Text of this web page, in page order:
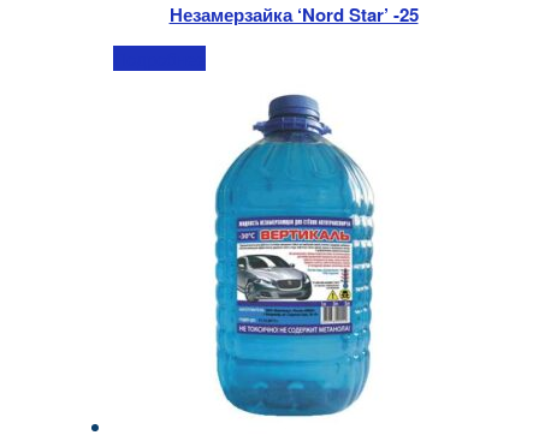
Незамерзайка ‘Nord Star’ -25